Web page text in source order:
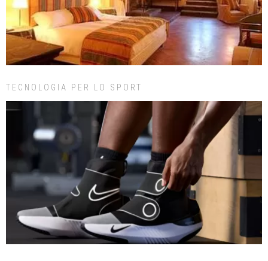
TECNOLOGIA PER LO SPORT